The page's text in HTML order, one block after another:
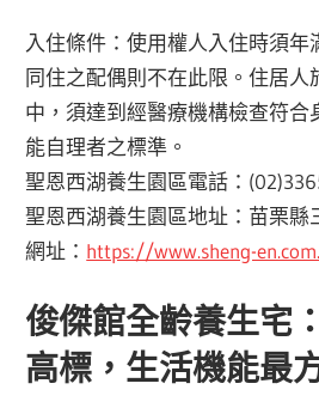
入住條件：使用權人入住時須年
同住之配偶則不在此限。住居人
中，須達到經醫療機構檢查符合
能自理者之標準。
聖恩西湖養生園區電話：
聖恩西湖養生園區地址：苗栗縣
網址： https://www.sheng-
俊傑館全齡養生宅
高標，生活機能最